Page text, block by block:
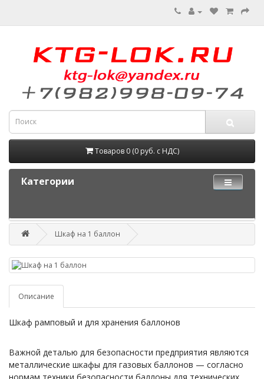
Товаров 0 (0 руб. с НДС)
Категории
Шкаф на 1 баллон
Описание
Шкаф рамповый и для хранения баллонов
Важной деталью для безопасности предприятия являются
металлические шкафы для газовых баллонов — согласно
нормам техники безопасности баллоны для технических